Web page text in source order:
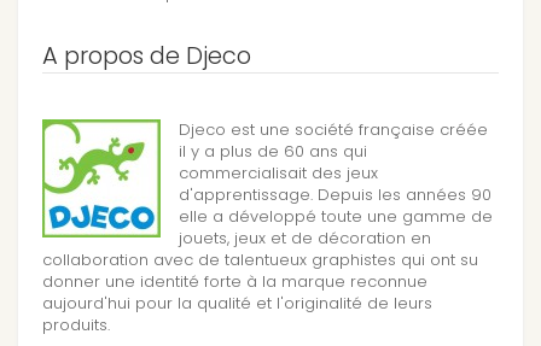
A propos de Djeco
Djeco est une société française créée
il y a plus de 60 ans qui
commercialisait des jeux
d'apprentissage. Depuis les années 90
elle a développé toute une gamme de
jouets, jeux et de décoration en
collaboration avec de talentueux graphistes qui ont su
donner une identité forte à la marque reconnue
aujourd'hui pour la qualité et l'originalité de leurs
produits.